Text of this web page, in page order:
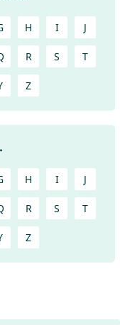
H I J
R S T
Z
H I J
R S T
Z